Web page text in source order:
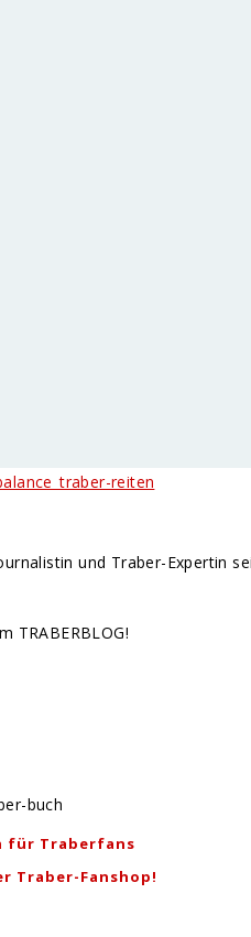
und Traber-Expertin
TRABERBLOG!
für Traberfans
Traber-Fanshop!